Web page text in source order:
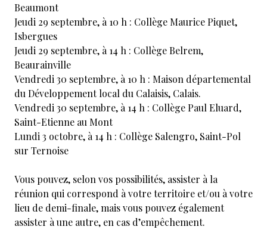
Beaumont
Jeudi 29 septembre, à 10 h : Collège Maurice Piquet,
Isbergues
Jeudi 29 septembre, à 14 h : Collège Belrem,
Beaurainville
Vendredi 30 septembre, à 10 h : Maison départemental
du Développement local du Calaisis, Calais.
Vendredi 30 septembre, à 14 h : Collège Paul Eluard,
Saint-Etienne au Mont
Lundi 3 octobre, à 14 h : Collège Salengro, Saint-Pol
sur Ternoise
Vous pouvez, selon vos possibilités, assister à la
réunion qui correspond à votre territoire et/ou à votre
lieu de demi-finale, mais vous pouvez également
assister à une autre, en cas d’empêchement.